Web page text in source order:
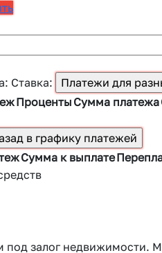
Ставка:
Проценты Сумма платежа
Сумма к выплате
под залог